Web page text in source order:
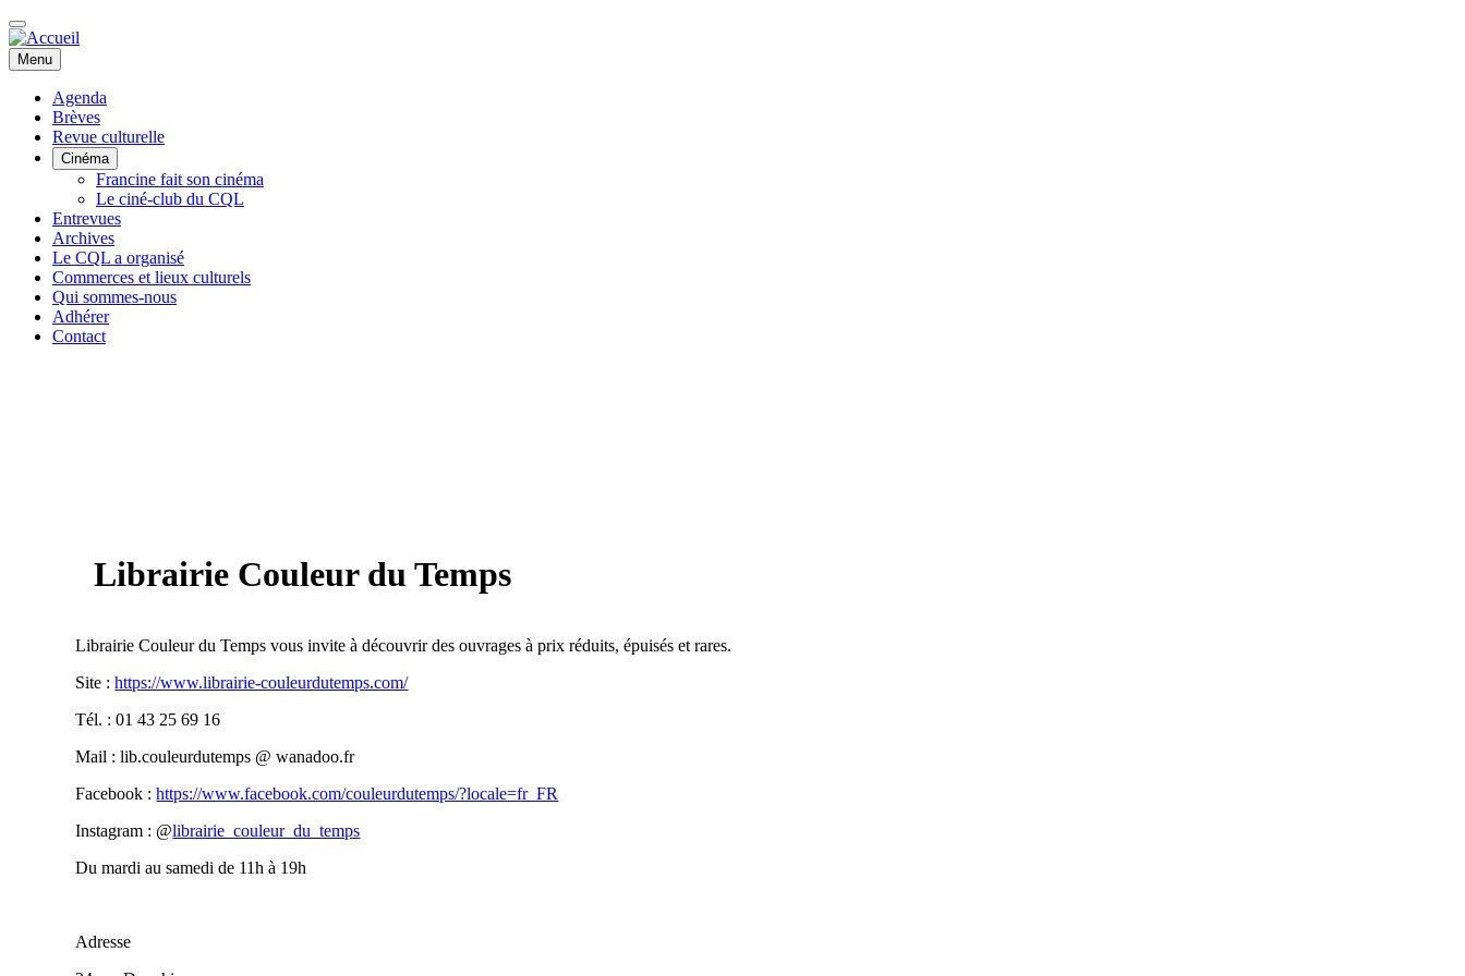
Aller
au
contenu
principal
Menu
NAVIGATION
PRINCIPALE
Agenda
Brèves
Revue culturelle
Cinéma
Francine fait son cinéma
Le ciné-club du CQL
Entrevues
Archives
Le CQL a organisé
Commerces et lieux culturels
Qui sommes-nous
Adhérer
Contact
Librairie Couleur du Temps
Librairie Couleur du Temps vous invite à découvrir des ouvrages à prix réduits, épuisés et rares.
Site :https://www.librairie-couleurdutemps.com/
Tél. : 01 43 25 69 16
Mail : lib.couleurdutemps @ wanadoo.fr
Facebook :https://www.facebook.com/couleurdutemps/?locale=fr_FR
Instagram : @librairie_couleur_du_temps
Du mardi au samedi de 11h à 19h
Adresse